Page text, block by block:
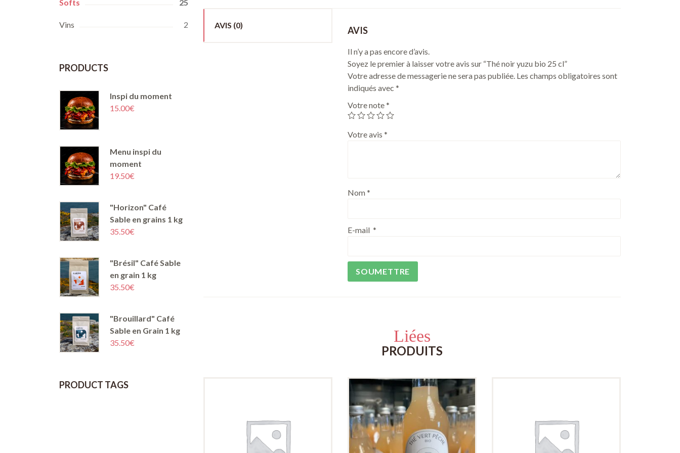
Softs 25
Vins 2
PRODUCTS
Inspi du moment
15.00€
Menu inspi du
moment
19.50€
"Horizon" Café
Sable en grains 1 kg
35.50€
"Brésil" Café Sable
en grain 1 kg
35.50€
"Brouillard" Café
Sable en Grain 1 kg
35.50€
PRODUCT TAGS
AVIS (0) AVIS
Il n’y a pas encore d’avis.
Soyez le premier à laisser votre avis sur “Thé noir yuzu bio 25 cl”
Votre adresse de messagerie ne sera pas publiée.Les champs obligatoires sont
indiqués avec *
Votre note*
Votre avis *
Nom*
E-mail *
Liées
PRODUITS